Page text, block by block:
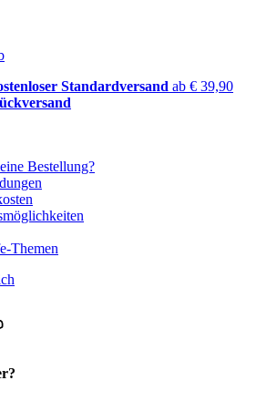
Standardversand ab € 39,90
Bestellung?
Themen